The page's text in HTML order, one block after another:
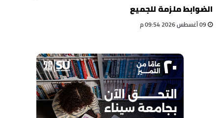
الضوابط ملزمة للجميع